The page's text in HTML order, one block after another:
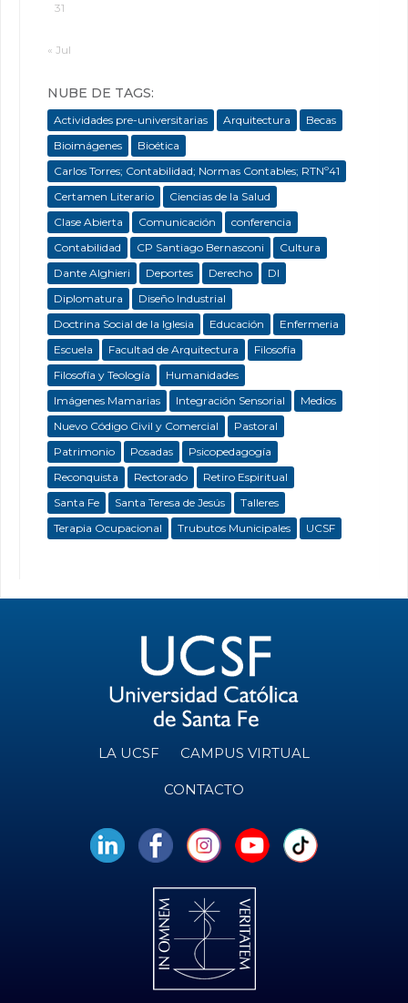
31
« Jul
NUBE DE TAGS:
Actividades pre-universitarias Arquitectura
Becas
Bioimágenes
Bioética
Carlos Torres; Contabilidad; Normas Contables; RTNº41
Certamen Literario
Ciencias de la Salud
Clase Abierta
Comunicación
conferencia
Contabilidad
CP Santiago Bernasconi
Cultura
Dante Alghieri
Deportes Derecho
DI
Diplomatura
Diseño Industrial
Doctrina Social de la Iglesia
Educación
Enfermeria
Escuela
Facultad de Arquitectura
Filosofía
Filosofía y Teología
Humanidades
Imágenes Mamarias
Integración Sensorial
Medios
Nuevo Código Civil y Comercial
Pastoral
Patrimonio
Posadas
Psicopedagogía
Reconquista
Rectorado
Retiro Espiritual
Santa Fe
Santa Teresa de Jesús
Talleres
Terapia Ocupacional
Trubutos Municipales UCSF
LA UCSF CAMPUS VIRTUAL
CONTACTO